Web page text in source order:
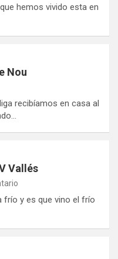
hemos vivido esta en
Nou
recibíamos en casa al
Vallés
frío y es que vino el frío